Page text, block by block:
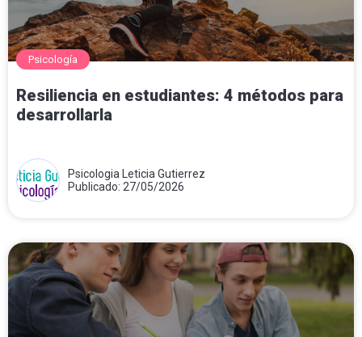
Psicología
Resiliencia en estudiantes: 4 métodos para
desarrollarla
Psicologia Leticia Gutierrez
Publicado: 27/05/2026